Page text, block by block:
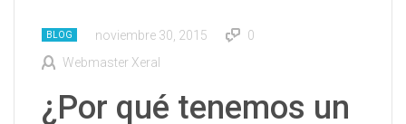
BLOG noviembre 30, 2015
0
Webmaster Xeral
¿Por qué tenemos un